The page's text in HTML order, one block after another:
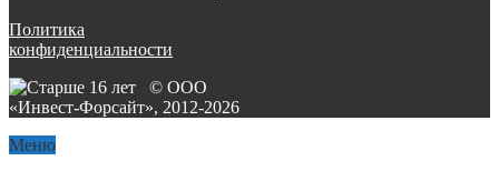
Политика
конфиденциальности
© ООО
«Инвест-Форсайт», 2012-2026
Меню